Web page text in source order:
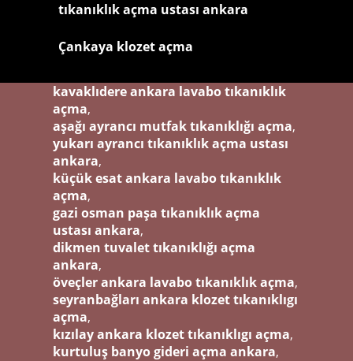
tıkanıklık açma ustası ankara
Çankaya klozet açma
kavaklıdere ankara lavabo tıkanıklık
açma,
aşağı ayrancı mutfak tıkanıklığı açma,
yukarı ayrancı tıkanıklık açma ustası
ankara,
küçük esat ankara lavabo tıkanıklık
açma,
gazi osman paşa tıkanıklık açma
ustası ankara,
dikmen tuvalet tıkanıklığı açma
ankara,
öveçler ankara lavabo tıkanıklık açma,
seyranbağları ankara klozet tıkanıklıgı
açma,
kızılay ankara klozet tıkanıklıgı açma,
kurtuluş banyo gideri açma ankara,